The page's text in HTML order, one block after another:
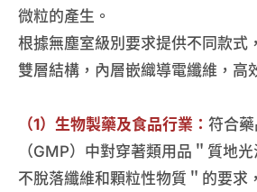
微粒的產生。
根據無塵室級別要求提供不同款式
雙層結構，內層嵌織導電纖維，高
（1）生物製藥及食品行業： 符合
（GMP）中對穿著類用品＂質地
不脫落纖維和顆粒性物質＂的要求